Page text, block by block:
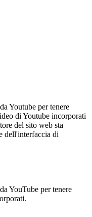
Youtube per tenere
di Youtube incorporati
del sito web sta
dell'interfaccia di
YouTube per tenere